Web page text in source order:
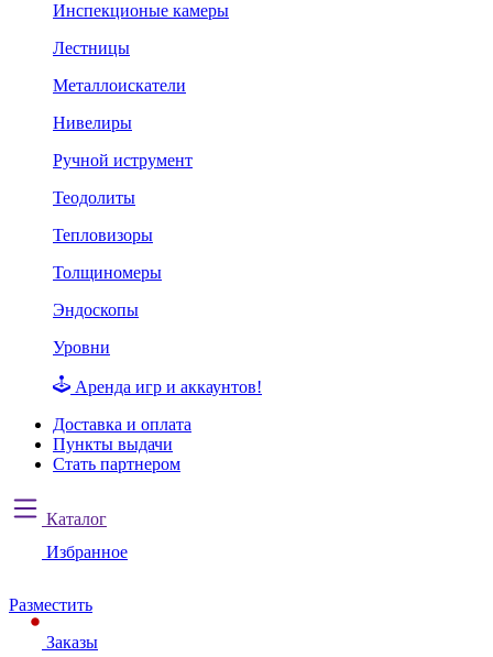
Инспекционые камеры
Лестницы
Металлоискатели
Нивелиры
Ручной иструмент
Теодолиты
Тепловизоры
Толщиномеры
Эндоскопы
Уровни
Аренда игр и аккаунтов!
Доставка и оплата
Пункты выдачи
Стать партнером
Каталог
Избранное
Разместить
Заказы